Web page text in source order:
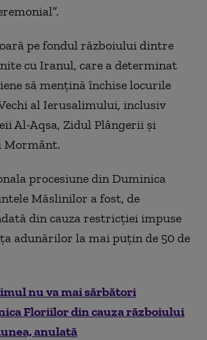
pe fondul războiului dintre
cu Iranul, care a determinat
să menţină închise locurile
al Ierusalimului, inclusiv
Al-Aqsa, Zidul Plângerii şi
Mormânt.
procesiune din Duminica
Măslinilor a fost, de
din cauza restricţiei impuse
adunărilor la mai puţin de 50 de
nu va mai sărbători
Floriilor din cauza războiului
anulată